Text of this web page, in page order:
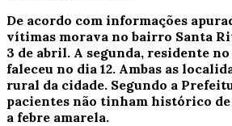
De acordo com informações
vítimas morava no bairro Santa
3 de abril. A segunda, residente
faleceu no dia 12. Ambas as
rural da cidade. Segundo a
pacientes não tinham histórico
a febre amarela.